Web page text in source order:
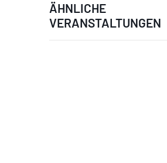
ÄHNLICHE
VERANSTALTUNGEN